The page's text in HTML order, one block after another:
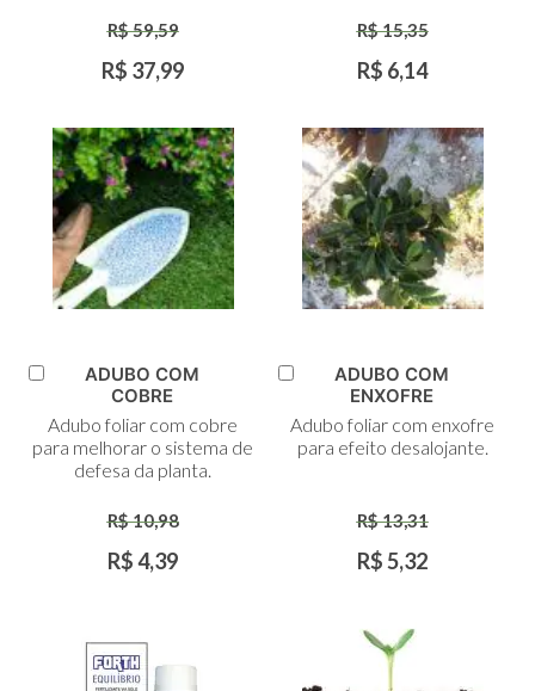
R$ 59,59
R$ 37,99
R$ 15,35
R$ 6,14
Carrinho
ADUBO COM
COBRE
Adubo foliar com cobre
para melhorar o sistema de
defesa da planta.
R$ 10,98
R$ 4,39
Adicionar
Carrinho
ADUBO COM
ENXOFRE
Adubo foliar com enxofre
para efeito desalojante.
R$ 13,31
R$ 5,32